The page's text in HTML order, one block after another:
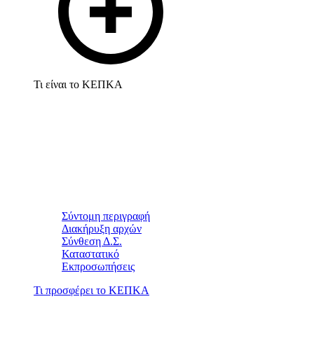
Τι είναι το ΚΕΠΚΑ
Σύντομη περιγραφή
Διακήρυξη αρχών
Σύνθεση Δ.Σ.
Καταστατικό
Εκπροσωπήσεις
Τι προσφέρει το ΚΕΠΚΑ